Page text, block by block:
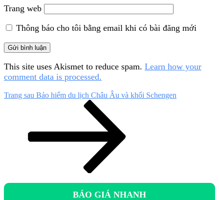
Trang web
Thông báo cho tôi bằng email khi có bài đăng mới
This site uses Akismet to reduce spam. Learn how your
comment data is processed.
Điều
Bài
Trang sau Bảo hiểm du lịch Châu Âu và khối Schengen
BÁO GIÁ NHANH